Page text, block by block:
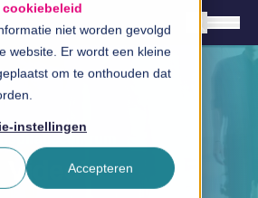
cookiebeleid
niet worden gevolgd
website. Er wordt een kleine
om te onthouden dat
instellingen
Accepteren
Inspiratiecentrum
Video's